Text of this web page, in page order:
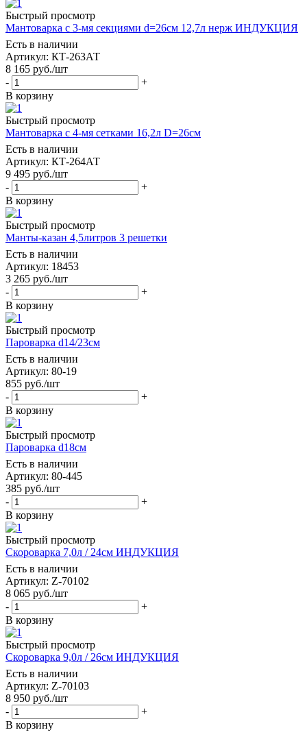
Быстрый просмотр
Мантоварка с 3-мя секциями d=26см 12,7л нерж ИНДУКЦИЯ
Есть в наличии
Артикул: КТ-263АТ
8 165 руб./шт
-
+
В корзину
Быстрый просмотр
Мантоварка с 4-мя сетками 16,2л D=26см
Есть в наличии
Артикул: КТ-264АТ
9 495 руб./шт
-
+
В корзину
Быстрый просмотр
Манты-казан 4,5литров 3 решетки
Есть в наличии
Артикул: 18453
3 265 руб./шт
-
+
В корзину
Быстрый просмотр
Пароварка d14/23см
Есть в наличии
Артикул: 80-19
855 руб./шт
-
+
В корзину
Быстрый просмотр
Пароварка d18см
Есть в наличии
Артикул: 80-445
385 руб./шт
-
+
В корзину
Быстрый просмотр
Скороварка 7,0л / 24см ИНДУКЦИЯ
Есть в наличии
Артикул: Z-70102
8 065 руб./шт
-
+
В корзину
Быстрый просмотр
Скороварка 9,0л / 26см ИНДУКЦИЯ
Есть в наличии
Артикул: Z-70103
8 950 руб./шт
-
+
В корзину